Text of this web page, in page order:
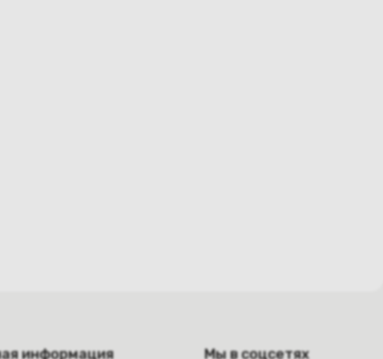
информация Мы в соцсетях